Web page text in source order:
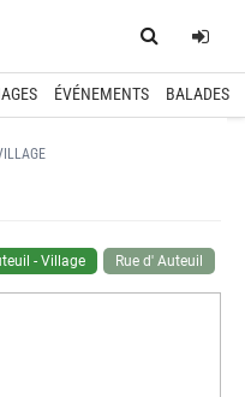
ÉVÉNEMENTS BALADES
- Village Rue d' Auteuil